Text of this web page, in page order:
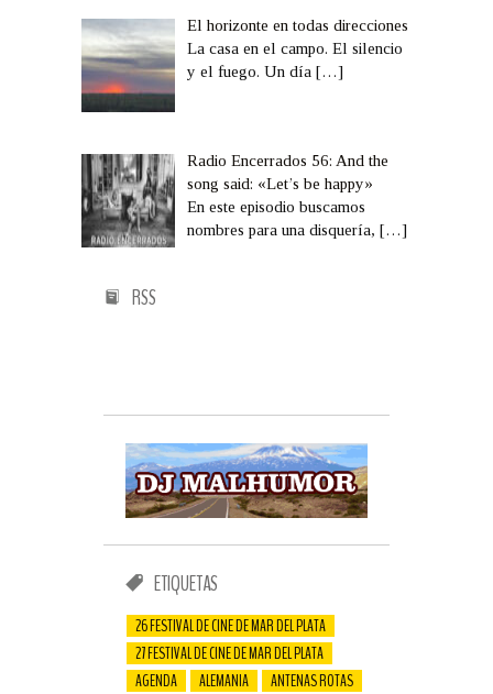
El horizonte en todas direcciones
La casa en el campo. El silencio
y el fuego. Un día[…]
Radio Encerrados 56: And the
song said: «Let’s be happy»
En este episodio buscamos
nombres para una disquería,[…]
RSS
ETIQUETAS
26 FESTIVAL DE CINE DE MAR DEL PLATA
27 FESTIVAL DE CINE DE MAR DEL PLATA
AGENDA
ALEMANIA
ANTENAS ROTAS